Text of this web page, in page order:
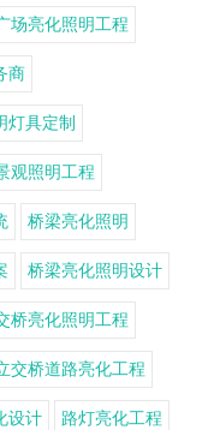
场亮化照明工程
商
灯具定制
观照明工程
桥梁亮化照明
桥梁亮化照明设计
桥亮化照明工程
交桥道路亮化工程
设计 路灯亮化工程